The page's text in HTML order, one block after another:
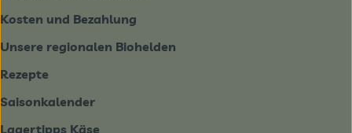
Kosten und Bezahlung
Unsere regionalen Biohelden
Rezepte
Saisonkalender
Lagertipps Käse